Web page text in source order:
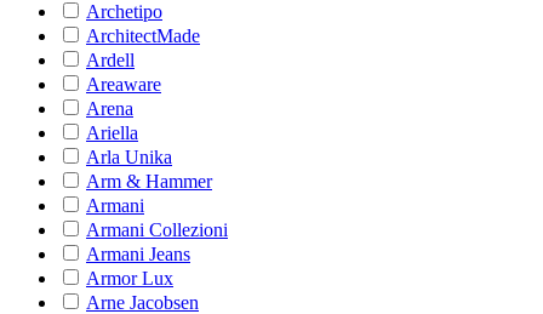
Archetipo
ArchitectMade
Ardell
Areaware
Arena
Ariella
Arla Unika
Arm & Hammer
Armani
Armani Collezioni
Armani Jeans
Armor Lux
Arne Jacobsen